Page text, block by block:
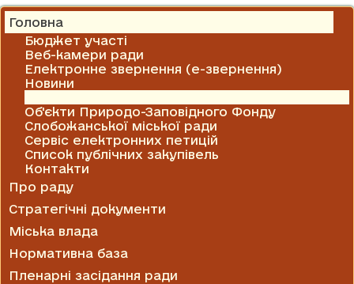
КОНТАКТИ
Головна
Бюджет участі
Веб-камери ради
Електронне звернення (е-звернення)
Новини
Об'єкти Природо-Заповідного Фонду
Слобожанської міської ради
Сервіс електронних петицій
Список публічних закупівель
Контакти
Про раду
Стратегічні документи
Міська влада
Нормативна база
Пленарні засідання ради